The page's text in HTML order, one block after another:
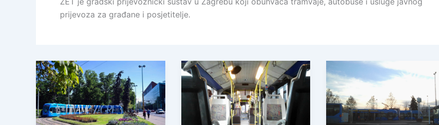
prijevoza za građane i posjetitelje.